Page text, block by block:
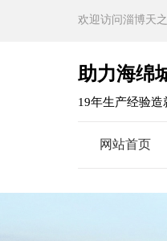
欢迎访问淄博天
助力海绵
19年生产经验造
网站首页